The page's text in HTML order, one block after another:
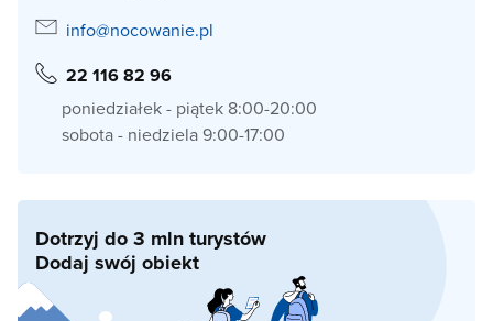
info@nocowanie.pl
22 116 82 96
poniedziałek - piątek 8:00-20:00
sobota - niedziela 9:00-17:00
Dotrzyj do 3 mln turystów
Dodaj swój obiekt